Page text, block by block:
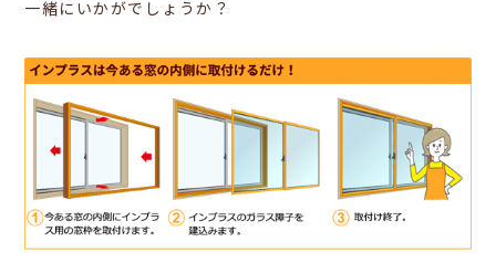
一緒にいかがでしょうか？